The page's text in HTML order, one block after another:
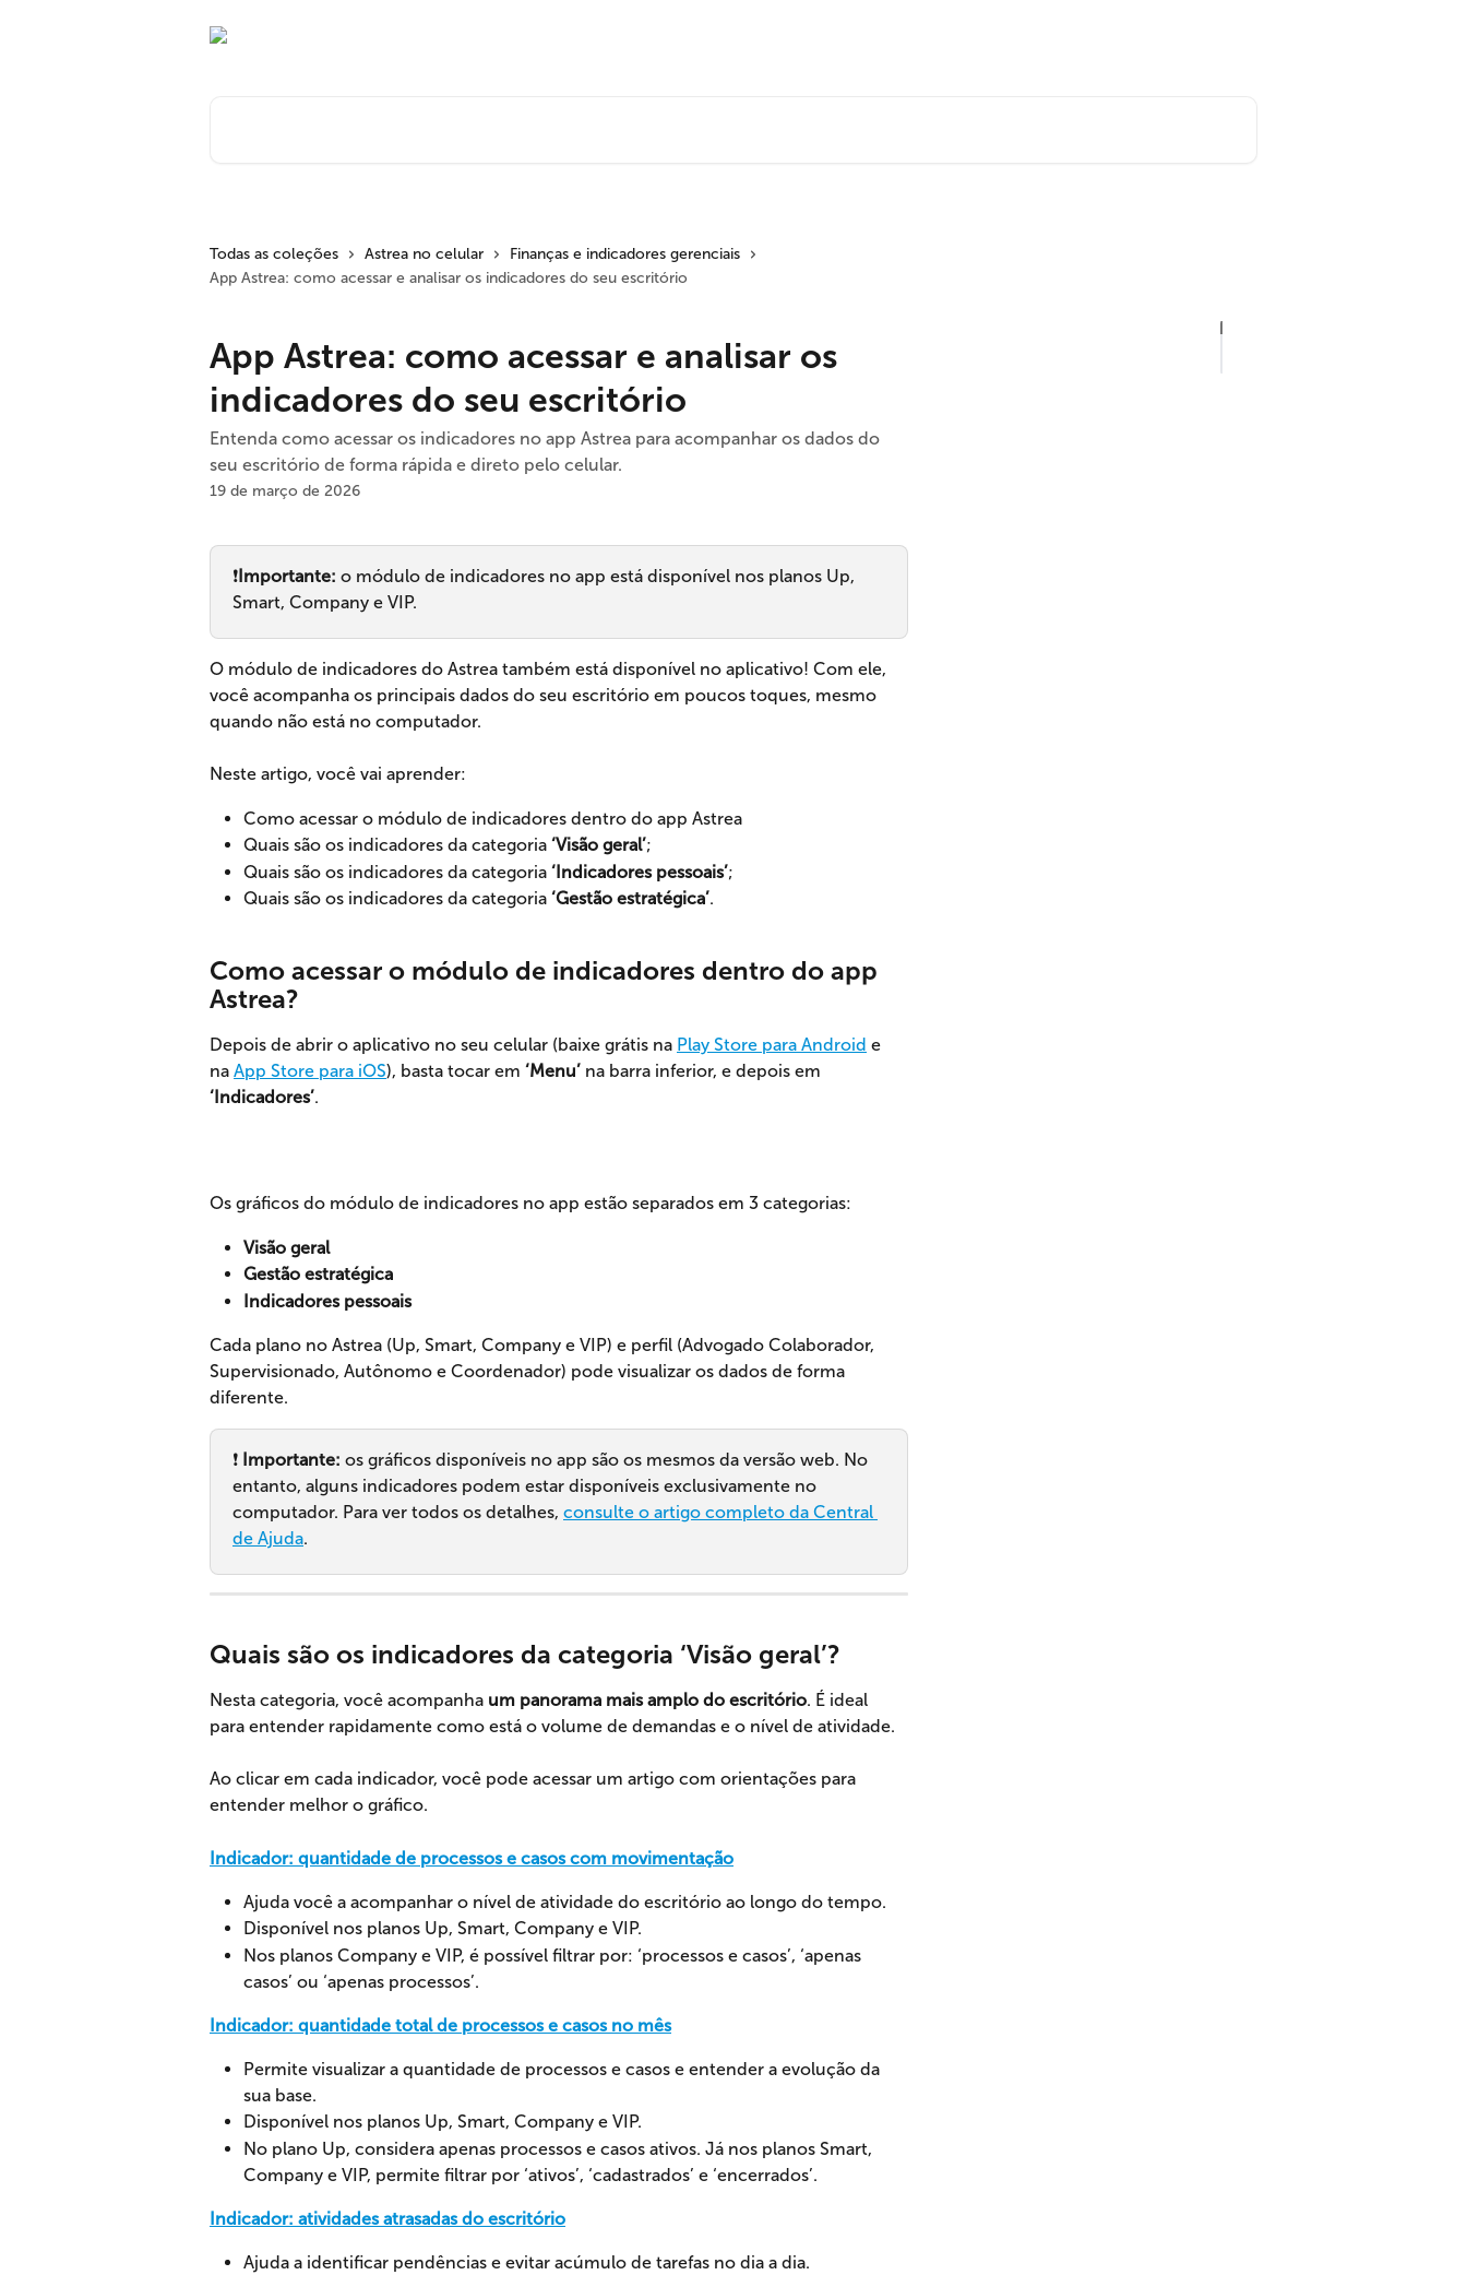
Todas as coleções Astrea no celular
Finanças e indicadores gerenciais
App Astrea: como acessar e analisar os indicadores do seu escritório
App Astrea: como acessar e analisar os
indicadores do seu escritório
Entenda como acessar os indicadores no app Astrea para acompanhar os dados do
seu escritório de forma rápida e direto pelo celular.
19 de março de 2026
❗Importante: o módulo de indicadores no app está disponível nos planos Up,
Smart, Company e VIP.
O módulo de indicadores do Astrea também está disponível no aplicativo! Com ele,
você acompanha os principais dados do seu escritório em poucos toques, mesmo
quando não está no computador.
Neste artigo, você vai aprender:
Como acessar o módulo de indicadores dentro do app Astrea
Quais são os indicadores da categoria ‘Visão geral’;
Quais são os indicadores da categoria ‘Indicadores pessoais’;
Quais são os indicadores da categoria ‘Gestão estratégica’.
Como acessar o módulo de indicadores dentro do app
Astrea?
Depois de abrir o aplicativo no seu celular (baixe grátis na Play Store para Android e
na App Store para iOS), basta tocar em ‘Menu’ na barra inferior, e depois em
‘Indicadores’.
Os gráficos do módulo de indicadores no app estão separados em 3 categorias:
Visão geral
Gestão estratégica
Indicadores pessoais
Cada plano no Astrea (Up, Smart, Company e VIP) e perfil (Advogado Colaborador,
Supervisionado, Autônomo e Coordenador) pode visualizar os dados de forma
diferente.
❗ Importante: os gráficos disponíveis no app são os mesmos da versão web. No
entanto, alguns indicadores podem estar disponíveis exclusivamente no
computador. Para ver todos os detalhes, consulte o artigo completo da Central
de Ajuda.
Quais são os indicadores da categoria ‘Visão geral’?
Nesta categoria, você acompanha um panorama mais amplo do escritório. É ideal
para entender rapidamente como está o volume de demandas e o nível de atividade.
Ao clicar em cada indicador, você pode acessar um artigo com orientações para
entender melhor o gráfico.
Indicador: quantidade de processos e casos com movimentação
Ajuda você a acompanhar o nível de atividade do escritório ao longo do tempo.
Disponível nos planos Up, Smart, Company e VIP.
Nos planos Company e VIP, é possível filtrar por: ‘processos e casos’, ‘apenas
casos’ ou ‘apenas processos’.
Indicador: quantidade total de processos e casos no mês
Permite visualizar a quantidade de processos e casos e entender a evolução da
sua base.
Disponível nos planos Up, Smart, Company e VIP.
No plano Up, considera apenas processos e casos ativos. Já nos planos Smart,
Company e VIP, permite filtrar por ‘ativos’, ‘cadastrados’ e ‘encerrados’.
Indicador: atividades atrasadas do escritório
Ajuda a identificar pendências e evitar acúmulo de tarefas no dia a dia.